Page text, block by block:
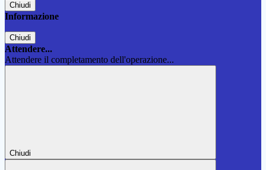
Chiudi
Informazione
Chiudi
Attendere...
Attendere il completamento dell'operazione...
Chiudi